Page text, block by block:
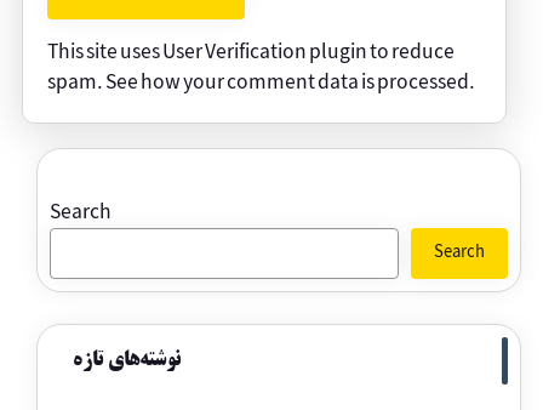
This site uses User Verification plugin to reduce
spam.See how your comment data is processed.
Search
Search
نوشته‌های تازه